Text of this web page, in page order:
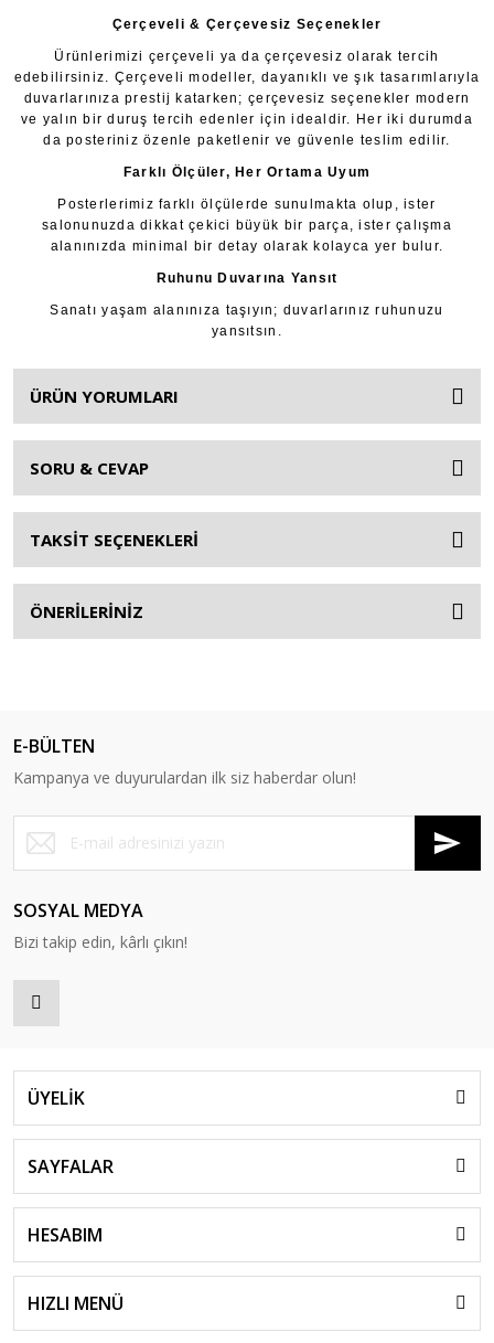
Çerçeveli & Çerçevesiz Seçenekler
Ürünlerimizi çerçeveli ya da çerçevesiz olarak tercih
edebilirsiniz. Çerçeveli modeller, dayanıklı ve şık tasarımlarıyla
duvarlarınıza prestij katarken; çerçevesiz seçenekler modern
ve yalın bir duruş tercih edenler için idealdir. Her iki durumda
da posteriniz özenle paketlenir ve güvenle teslim edilir.
Farklı Ölçüler, Her Ortama Uyum
Posterlerimiz farklı ölçülerde sunulmakta olup, ister
salonunuzda dikkat çekici büyük bir parça, ister çalışma
alanınızda minimal bir detay olarak kolayca yer bulur.
Ruhunu Duvarına Yansıt
Sanatı yaşam alanınıza taşıyın; duvarlarınız ruhunuzu
yansıtsın.
ÜRÜN YORUMLARI
SORU & CEVAP
TAKSİT SEÇENEKLERİ
ÖNERİLERİNİZ
E-BÜLTEN
Kampanya ve duyurulardan ilk siz haberdar olun!
SOSYAL MEDYA
Bizi takip edin, kârlı çıkın!
ÜYELİK
SAYFALAR
HESABIM
HIZLI MENÜ